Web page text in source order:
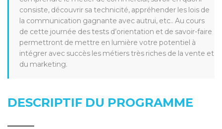
consiste, découvrir sa technicité, appréhender les lois de
la communication gagnante avec autrui, etc.. Au cours
de cette journée des tests d’orientation et de savoir-faire
permettront de mettre en lumière votre potentiel à
intégrer avec succès les métiers très riches de la vente et
du marketing.
DESCRIPTIF DU PROGRAMME